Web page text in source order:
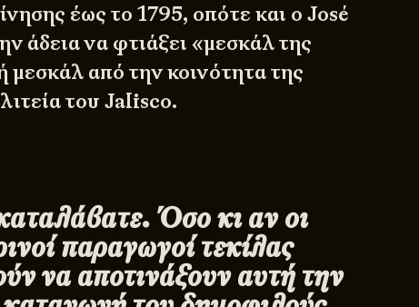
έως το 1795, οπότε και ο José
άδεια να φτιάξει «μεσκάλ της
μεσκάλ από την κοινότητα της
του Jalisco.
Όσο κι αν οι
παραγωγοί τεκίλας
να αποτινάξουν αυτή την